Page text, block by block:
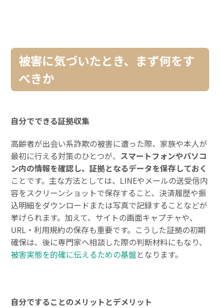
被害に気づいたとき、まず何をす
べきか
自分でできる証拠収集
高齢者が出会い系詐欺の被害に遭った際、家族や本人が
最初に行える対策のひとつが、 スマートフォンやパソコ
ン内の情報を確認し、証拠となるデータを保存しておく
ことです。主な方法としては、LINEやメールの送受信内
容をスクリーンショットで保存すること、決済履歴や振
込明細をダウンロードまたは写真で記録することなどが
挙げられます。加えて、サイトの画面キャプチャや、
URL・利用規約の保存も重要です。こうした証拠の初期
確保は、後に専門家へ相談した際の判断材料にもなり、
被害実態を的確に伝えるための基盤となります。
自分ですることのメリットとデメリット